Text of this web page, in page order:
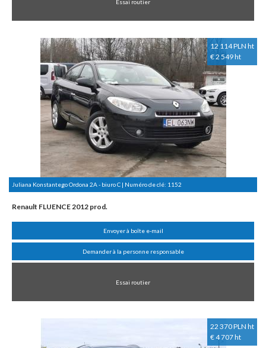
Essai routier
12 114 PLN ht
€ 2 549 ht
Juliana Konstantego Ordona 2A - biuro C | Numéro de clé: 1152
Renault FLUENCE 2012 prod.
Envoyer à boîte e-mail
Demander à la personne responsable
Essai routier
22 370 PLN ht
€ 4 707 ht